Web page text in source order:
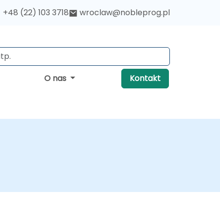
+48 (22) 103 3718 wroclaw@nobleprog.pl
O nas Kontakt